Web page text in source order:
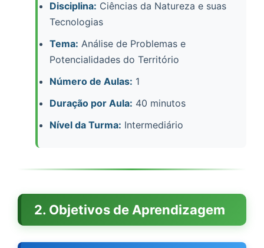
Disciplina: Ciências da Natureza e suas
Tecnologias
Tema: Análise de Problemas e
Potencialidades do Território
Número de Aulas: 1
Duração por Aula: 40 minutos
Nível da Turma: Intermediário
2. Objetivos de Aprendizagem